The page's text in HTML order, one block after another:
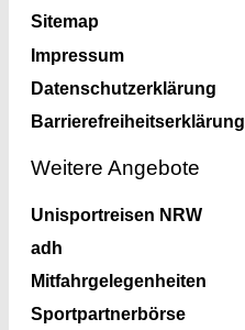
Sitemap
Impressum
Datenschutzerklärung
Barrierefreiheitserklärung
Weitere Angebote
Unisportreisen NRW
adh
Mitfahrgelegenheiten
Sportpartnerbörse